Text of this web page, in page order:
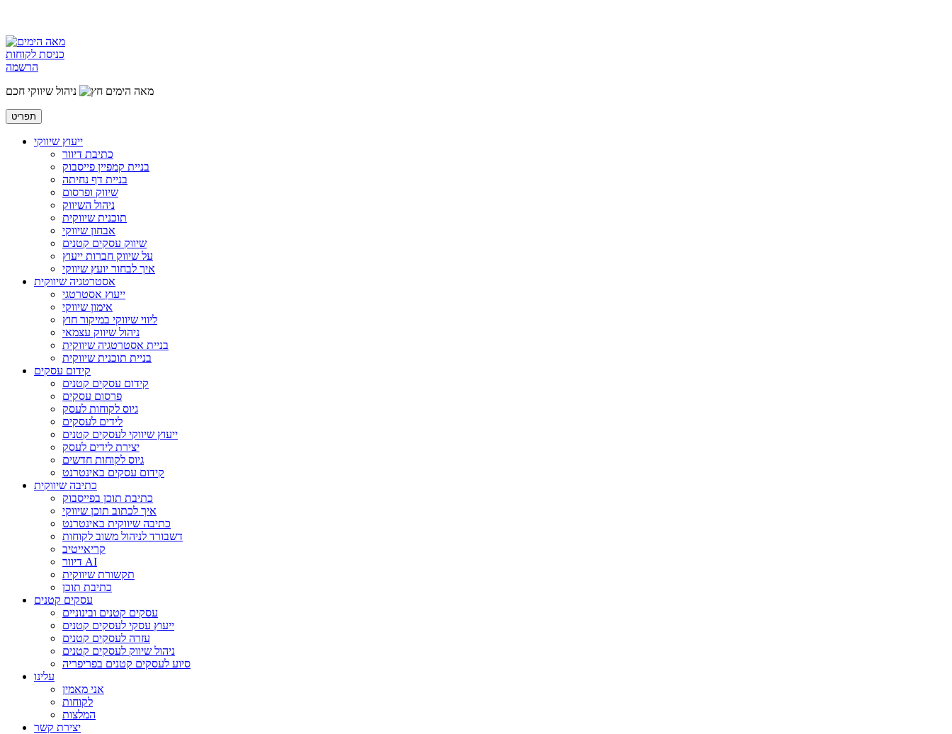
כניסת לקוחות
הרשמה
מאה הימים
ניהול שיווקי חכם
תפריט
ייעוץ שיווקי
כתיבת דיוור
בניית קמפיין פייסבוק
בניית דף נחיתה
שיווק ופרסום
ניהול השיווק
תוכנית שיווקית
אבחון שיווקי
שיווק עסקים קטנים
על שיווק חברות ייעוץ
איך לבחור יועץ שיווקי
אסטרטגיה שיווקית
ייעוץ אסטרטגי
אימון שיווקי
ליווי שיווקי במיקור חוץ
ניהול שיווק עצמאי
בניית אסטרטגיה שיווקית
בניית תוכנית שיווקית
קידום עסקים
קידום עסקים קטנים
פרסום עסקים
גיוס לקוחות לעסק
לידים לעסקים
ייעוץ שיווקי לעסקים קטנים
יצירת לידים לעסק
גיוס לקוחות חדשים
קידום עסקים באינטרנט
כתיבה שיווקית
כתיבת תוכן בפייסבוק
איך לכתוב תוכן שיווקי
כתיבה שיווקית באינטרנט
דשבורד לניהול משוב לקוחות
קריאייטיב
דיוור AI
תקשורת שיווקית
כתיבת תוכן
עסקים קטנים
עסקים קטנים ובינוניים
ייעוץ עסקי לעסקים קטנים
עזרה לעסקים קטנים
ניהול שיווק לעסקים קטנים
סיוע לעסקים קטנים בפריפריה
עלינו
אני מאמין
לקוחות
המלצות
יצירת קשר